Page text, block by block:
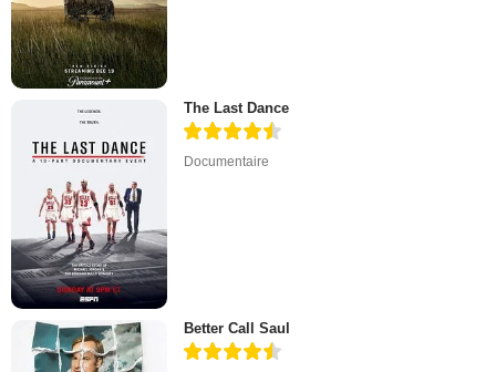
The Last Dance
Documentaire
Better Call Saul